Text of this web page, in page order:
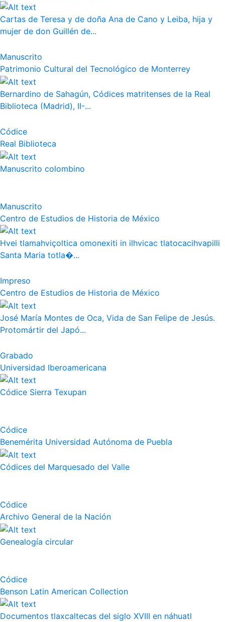
Cartas de Teresa y de doña Ana de Cano y Leiba, hija y
mujer de don Guillén de...
Manuscrito
Patrimonio Cultural del Tecnológico de Monterrey
Bernardino de Sahagún, Códices matritenses de la Real
Biblioteca (Madrid), II-...
Códice
Real Biblioteca
Manuscrito colombino
Manuscrito
Centro de Estudios de Historia de México
Hvei tlamahviçoltica omonexiti in ilhvicac tlatocacihvapilli
Santa Maria totla�...
Impreso
Centro de Estudios de Historia de México
José María Montes de Oca, Vida de San Felipe de Jesús.
Protomártir del Japó...
Grabado
Universidad Iberoamericana
Códice Sierra Texupan
Códice
Benemérita Universidad Autónoma de Puebla
Códices del Marquesado del Valle
Códice
Archivo General de la Nación
Genealogía circular
Códice
Benson Latin American Collection
Documentos tlaxcaltecas del siglo XVIII en náhuatl